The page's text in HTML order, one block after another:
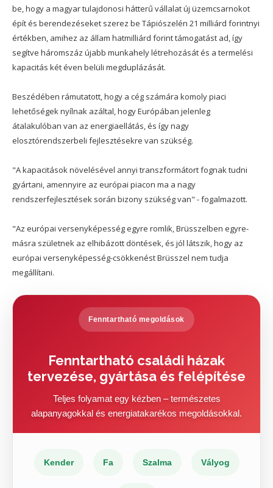
be, hogy a magyar tulajdonosi hátterű vállalat új üzemcsarnokot
épít és berendezéseket szerez be Tápiószelén 21 milliárd forintnyi
értékben, amihez az állam hatmilliárd forint támogatást ad, így
segítve háromszáz újabb munkahely létrehozását és a termelési
kapacitás két éven belüli megduplázását.
Beszédében rámutatott, hogy a cég számára komoly piaci
lehetőségek nyílnak azáltal, hogy Európában jelenleg
átalakulóban van az energiaellátás, és így nagy
elosztórendszerbeli fejlesztésekre van szükség.
"A kapacitások növelésével annyi transzformátort fognak tudni
gyártani, amennyire az európai piacon ma a nagy
rendszerfejlesztések során bizony szükség van" - fogalmazott.
"Az európai versenyképesség egyre romlik, Brüsszelben egyre-
másra születnek az elhibázott döntések, és jól látszik, hogy az
európai versenyképesség-csökkenést Brüsszel nem tudja
megállítani.
Fenntartható megoldások
Fenntartható családi házak
tervezése, gyártása és felépítése
Teljes folyamat egy kézben – természetes
alapanyagokkal és energiatakarékos megoldásokkal.
Kender Fa Szalma Vályog